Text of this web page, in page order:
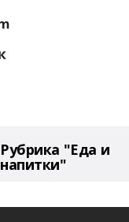
Рубрика "Еда и
напитки"